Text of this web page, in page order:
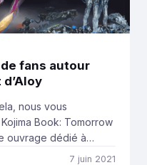
fans autour
nous vous
Book: Tomorrow
ouvrage dédié à
Chami, que vous7 juin 2021